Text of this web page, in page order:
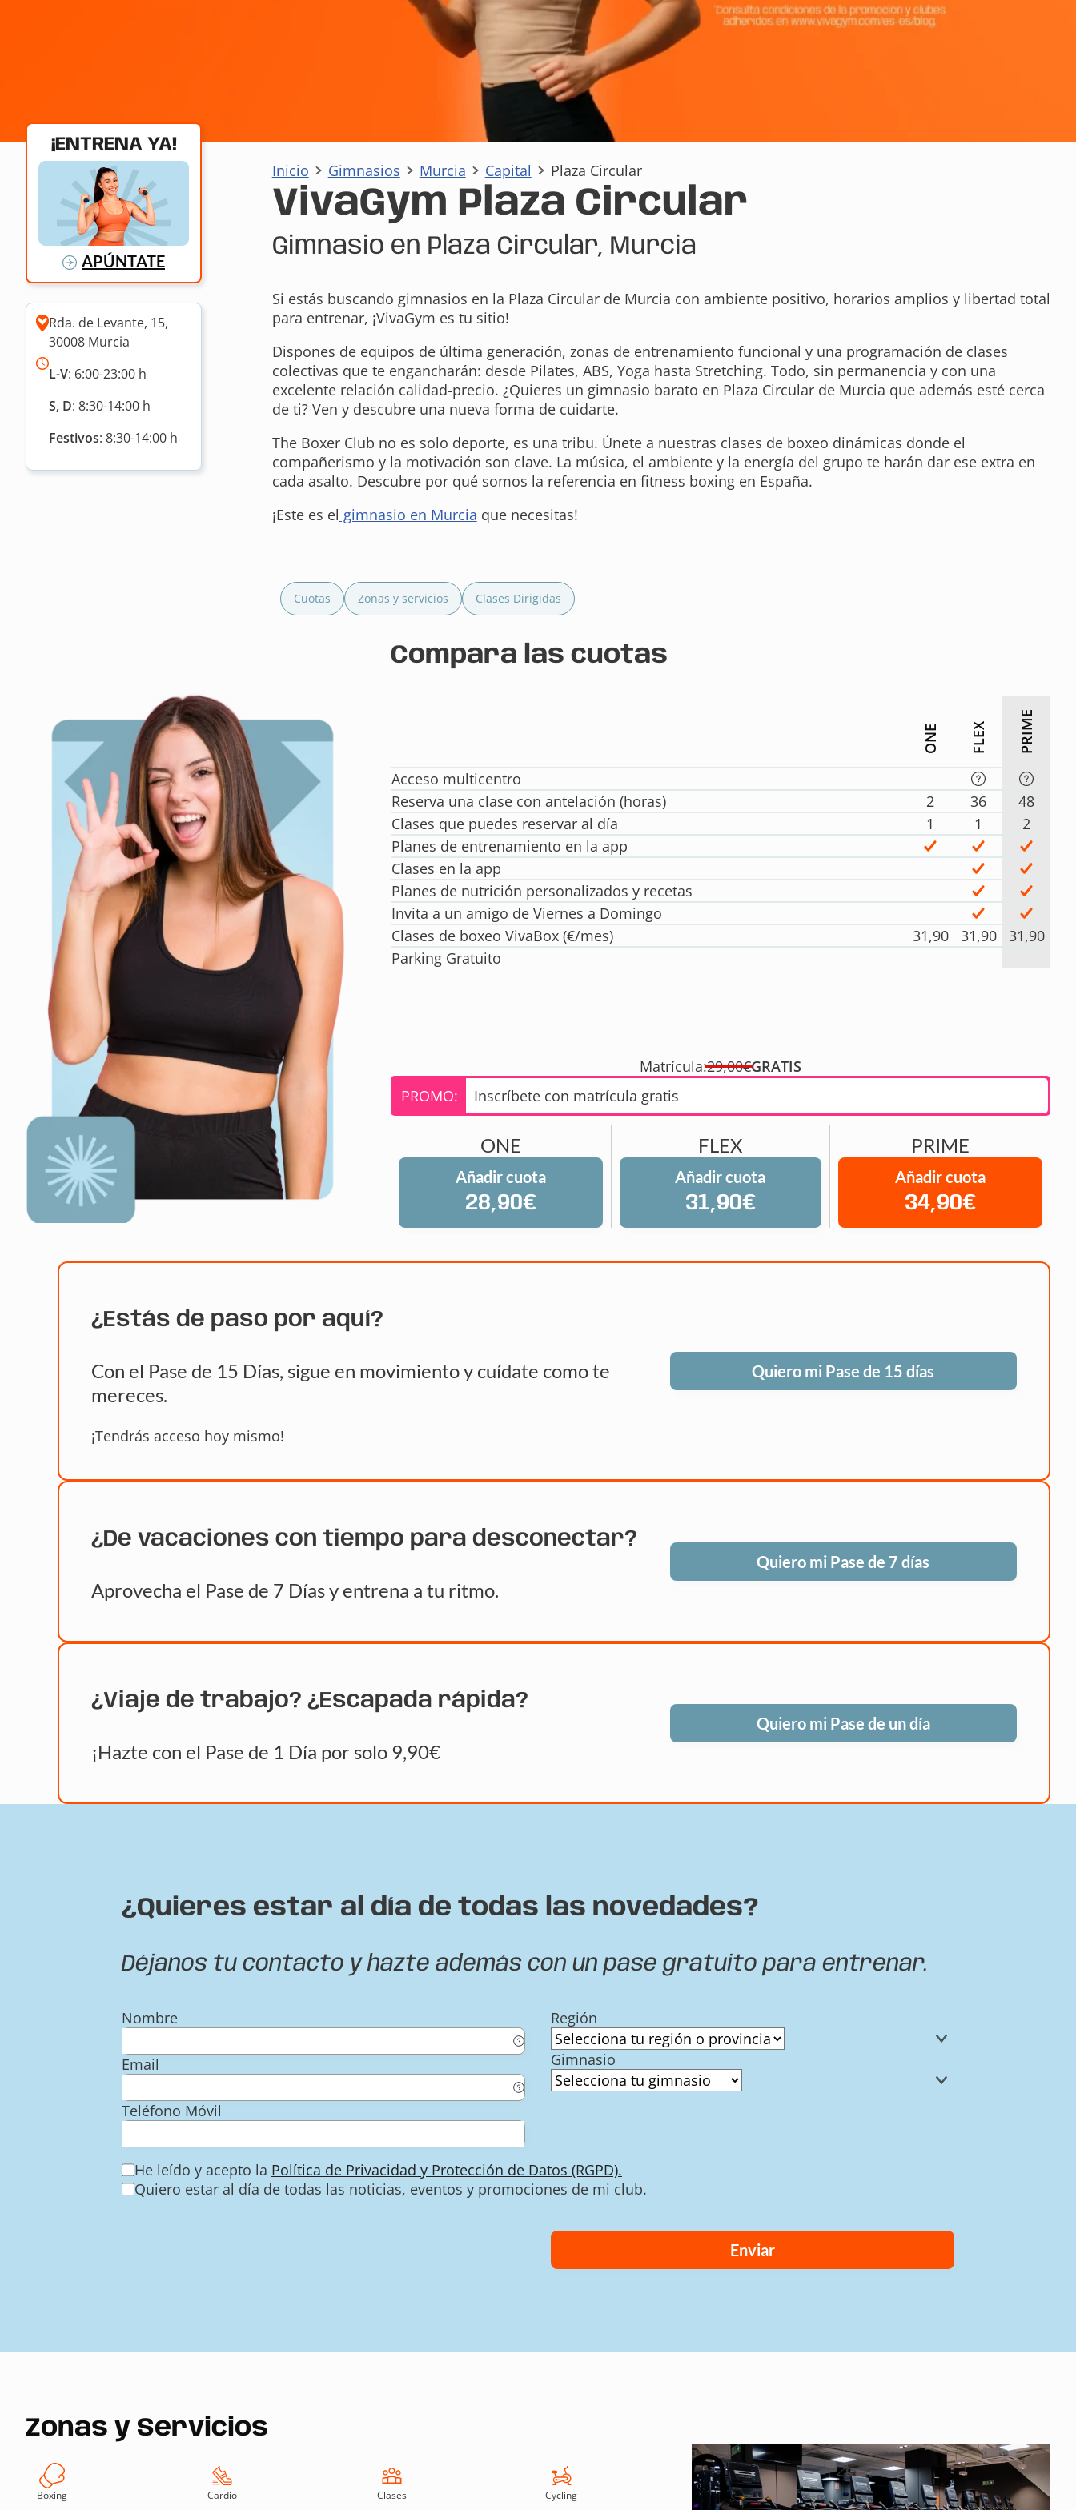
¡ENTRENA YA!
APÚNTATE
Rda. de Levante, 15,
30008 Murcia
L-V: 6:00-23:00 h
S, D: 8:30-14:00 h
Festivos: 8:30-14:00 h
Inicio Gimnasios Murcia Capital Plaza Circular
VivaGym Plaza Circular
Gimnasio en Plaza Circular, Murcia
Si estás buscando gimnasios en la Plaza Circular de Murcia con ambiente positivo, horarios amplios y libertad total
para entrenar, ¡VivaGym es tu sitio!
Dispones de equipos de última generación, zonas de entrenamiento funcional y una programación de clases
colectivas que te engancharán: desde Pilates, ABS, Yoga hasta Stretching. Todo, sin permanencia y con una
excelente relación calidad-precio. ¿Quieres un gimnasio barato en Plaza Circular de Murcia que además esté cerca
de ti? Ven y descubre una nueva forma de cuidarte.
The Boxer Club no es solo deporte, es una tribu. Únete a nuestras clases de boxeo dinámicas donde el
compañerismo y la motivación son clave. La música, el ambiente y la energía del grupo te harán dar ese extra en
cada asalto. Descubre por qué somos la referencia en fitness boxing en España.
¡Este es el gimnasio en Murcia que necesitas!
Cuotas Zonas y servicios Clases Dirigidas
Compara las cuotas
ONE FLEX PRIME
Acceso multicentro
Reserva una clase con antelación (horas)
2 36
48
Clases que puedes reservar al día
1 1
2
Planes de entrenamiento en la app
Clases en la app
Planes de nutrición personalizados y recetas
Invita a un amigo de Viernes a Domingo
Clases de boxeo VivaBox (€/mes)
31,90 31,90
31,90
Parking Gratuito
Matrícula:29,00€GRATIS
PROMO:
Inscríbete con matrícula gratis
ONE
Añadir cuota
28,90€
FLEX
Añadir cuota
31,90€
PRIME
Añadir cuota
34,90€
¿Estás de paso por aquí?
Con el Pase de 15 Días, sigue en movimiento y cuídate como te
mereces.
¡Tendrás acceso hoy mismo!
Quiero mi Pase de 15 días
¿De vacaciones con tiempo para desconectar?
Aprovecha el Pase de 7 Días y entrena a tu ritmo.
Quiero mi Pase de 7 días
¿Viaje de trabajo? ¿Escapada rápida?
¡Hazte con el Pase de 1 Día por solo 9,90€
Quiero mi Pase de un día
¿Quieres estar al día de todas las novedades?
Déjanos tu contacto y hazte además con un pase gratuito para entrenar.
Nombre
Email
Teléfono Móvil
Región
Gimnasio
He leído y acepto la Política de Privacidad y Protección de Datos (RGPD).
Quiero estar al día de todas las noticias, eventos y promociones de mi club.
Zonas y Servicios
Boxing Cardio Clases Cycling